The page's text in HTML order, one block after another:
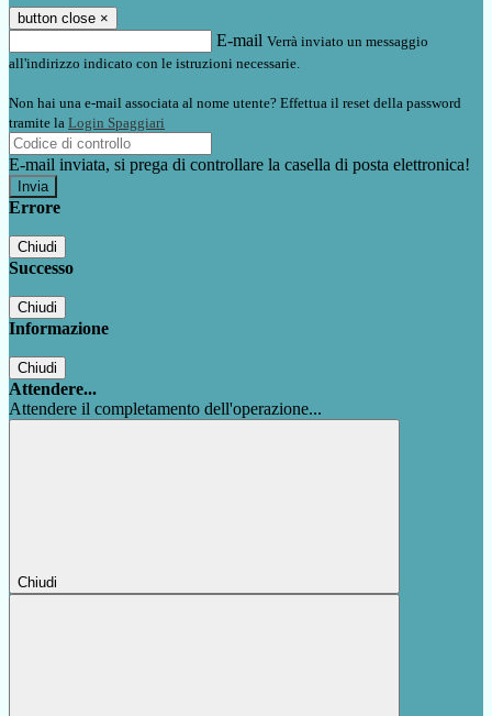
button close ×
E-mail Verrà inviato un messaggio
all'indirizzo indicato con le istruzioni necessarie.
Non hai una e-mail associata al nome utente? Effettua il reset della password
tramite la Login Spaggiari
E-mail inviata, si prega di controllare la casella di posta elettronica!
Errore
Chiudi
Successo
Chiudi
Informazione
Chiudi
Attendere...
Attendere il completamento dell'operazione...
Chiudi